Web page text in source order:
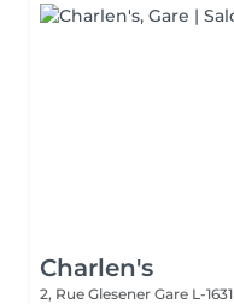
Charlen's
2, Rue Glesener Gare L-1631